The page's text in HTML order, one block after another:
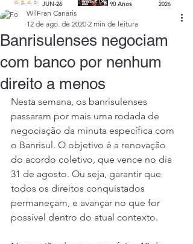
JUN-26
90 Anos
2026
Banrisulenses negociam
com banco por nenhum
direito a menos
WilFran Canaris
12 de ago. de 2020 2 min de leitura
Nesta semana, os banrisulenses
passaram por mais uma rodada de
negociação da minuta específica com
o Banrisul. O objetivo é a renovação
do acordo coletivo, que vence no dia
31 de agosto. Ou seja, garantir que
todos os direitos conquistados
permaneçam, e avançar no que for
possível dentro do atual contexto.